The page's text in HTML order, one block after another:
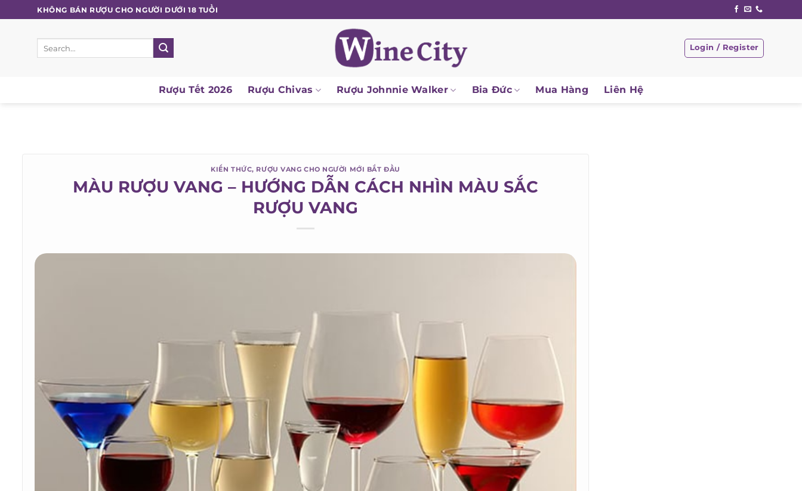
to
content
KHÔNG BÁN RƯỢU CHO NGƯỜI DƯỚI 18 TUỔI
Login / Register
Rượu Tết 2026 Rượu Chivas Rượu Johnnie Walker Bia Đức Mua Hàng Liên Hệ
KIẾN THỨC,RƯỢU VANG CHO NGƯỜI MỚI BẮT ĐẦU
MÀU RƯỢU VANG – HƯỚNG DẪN CÁCH NHÌN MÀU SẮC
RƯỢU VANG